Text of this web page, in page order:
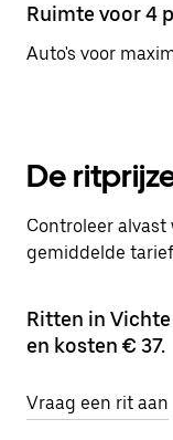
Ruimte voor 4
Auto's voor
De
Controleer
gemiddelde
Ritten in
en kosten € 37.
Vraag een rit aan